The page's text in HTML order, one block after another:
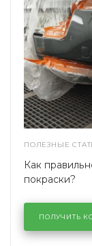
ПОЛЕЗНЫЕ
Как
покраски?
ПОЛУЧИТЬ